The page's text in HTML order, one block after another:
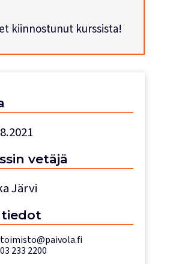
kiinnostunut kurssista!
vetäjä
Järvi
toimisto@paivola.fi
03 233 2200